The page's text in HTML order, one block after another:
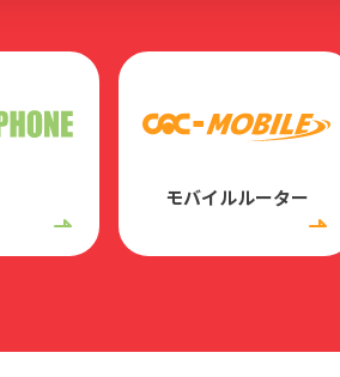
モバイルルーター